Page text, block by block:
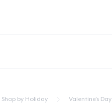
Shop by Holiday Valentine's Day